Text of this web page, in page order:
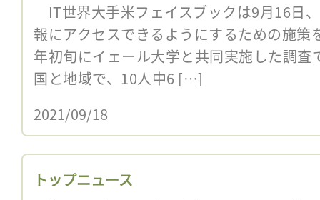
IT世界大手米フェイスブックは9月16日
報にアクセスできるようにするための施策
年初旬にイェール大学と共同実施した調査
国と地域で、10人中6 […]
2021/09/18
トップニュース